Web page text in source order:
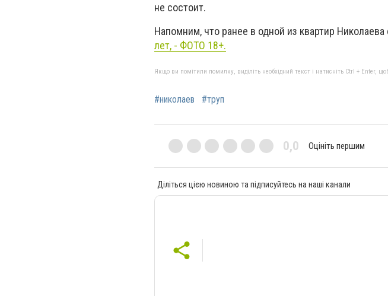
не состоит.
Напомним, что ранее в одной из квартир
лет, - ФОТО 18+.
Якщо ви помітили помилку, виділіть необхідний текст і натисніть Ctrl + Enter,
#николаев #труп
0,0 Оцініть першим
Діліться цією новиною та підписуйтесь на наші канали